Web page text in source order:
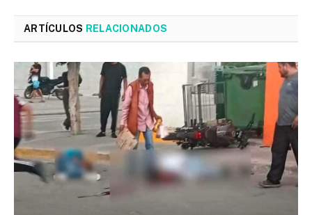
ARTÍCULOS RELACIONADOS